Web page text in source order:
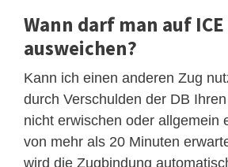
Wann darf man auf ICE
ausweichen?
Kann ich einen anderen Zug
durch Verschulden der DB
nicht erwischen oder allgemein
von mehr als 20 Minuten
wird die Zugbindung